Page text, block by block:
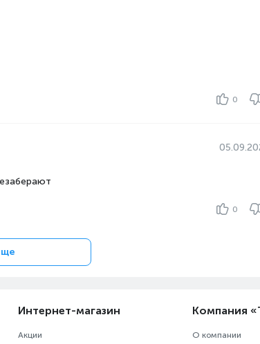
0
0
Интернет-магазин
Акции
Компания
О компании